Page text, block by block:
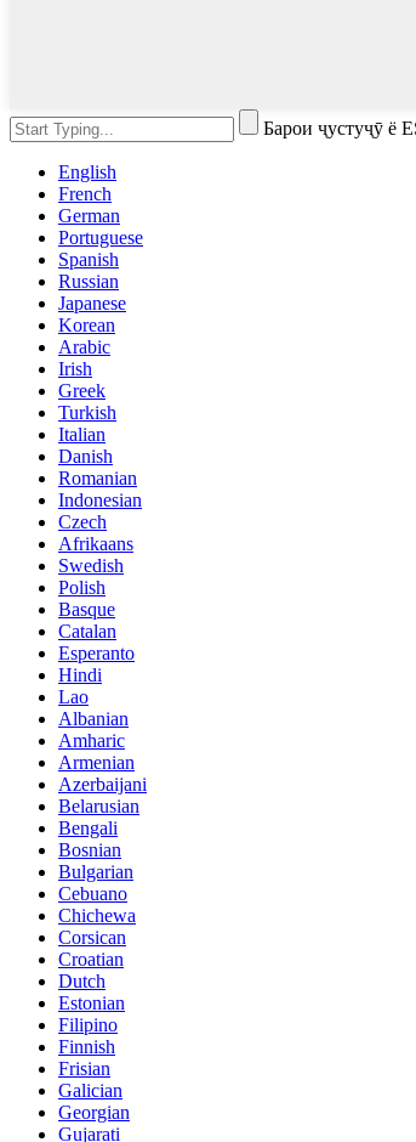
Барои ҷустуҷӯ ё
English
French
German
Portuguese
Spanish
Russian
Japanese
Korean
Arabic
Irish
Greek
Turkish
Italian
Danish
Romanian
Indonesian
Czech
Afrikaans
Swedish
Polish
Basque
Catalan
Esperanto
Hindi
Lao
Albanian
Amharic
Armenian
Azerbaijani
Belarusian
Bengali
Bosnian
Bulgarian
Cebuano
Chichewa
Corsican
Croatian
Dutch
Estonian
Filipino
Finnish
Frisian
Galician
Georgian
Gujarati